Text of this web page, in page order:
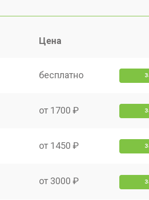
Цена
бесплатно
от 1700 ₽
от 1450 ₽
от 3000 ₽